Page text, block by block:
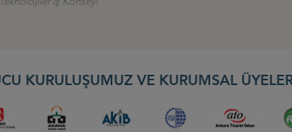
KURULUŞUMUZ VE KURUMSAL